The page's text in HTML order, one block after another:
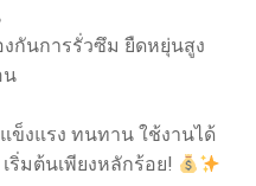
องกันการรั่วซึม ยืดหยุ่นสูง
น
แข็งแรง ทนทาน ใช้งานได้
ริ่มต้นเพียงหลักร้อย!